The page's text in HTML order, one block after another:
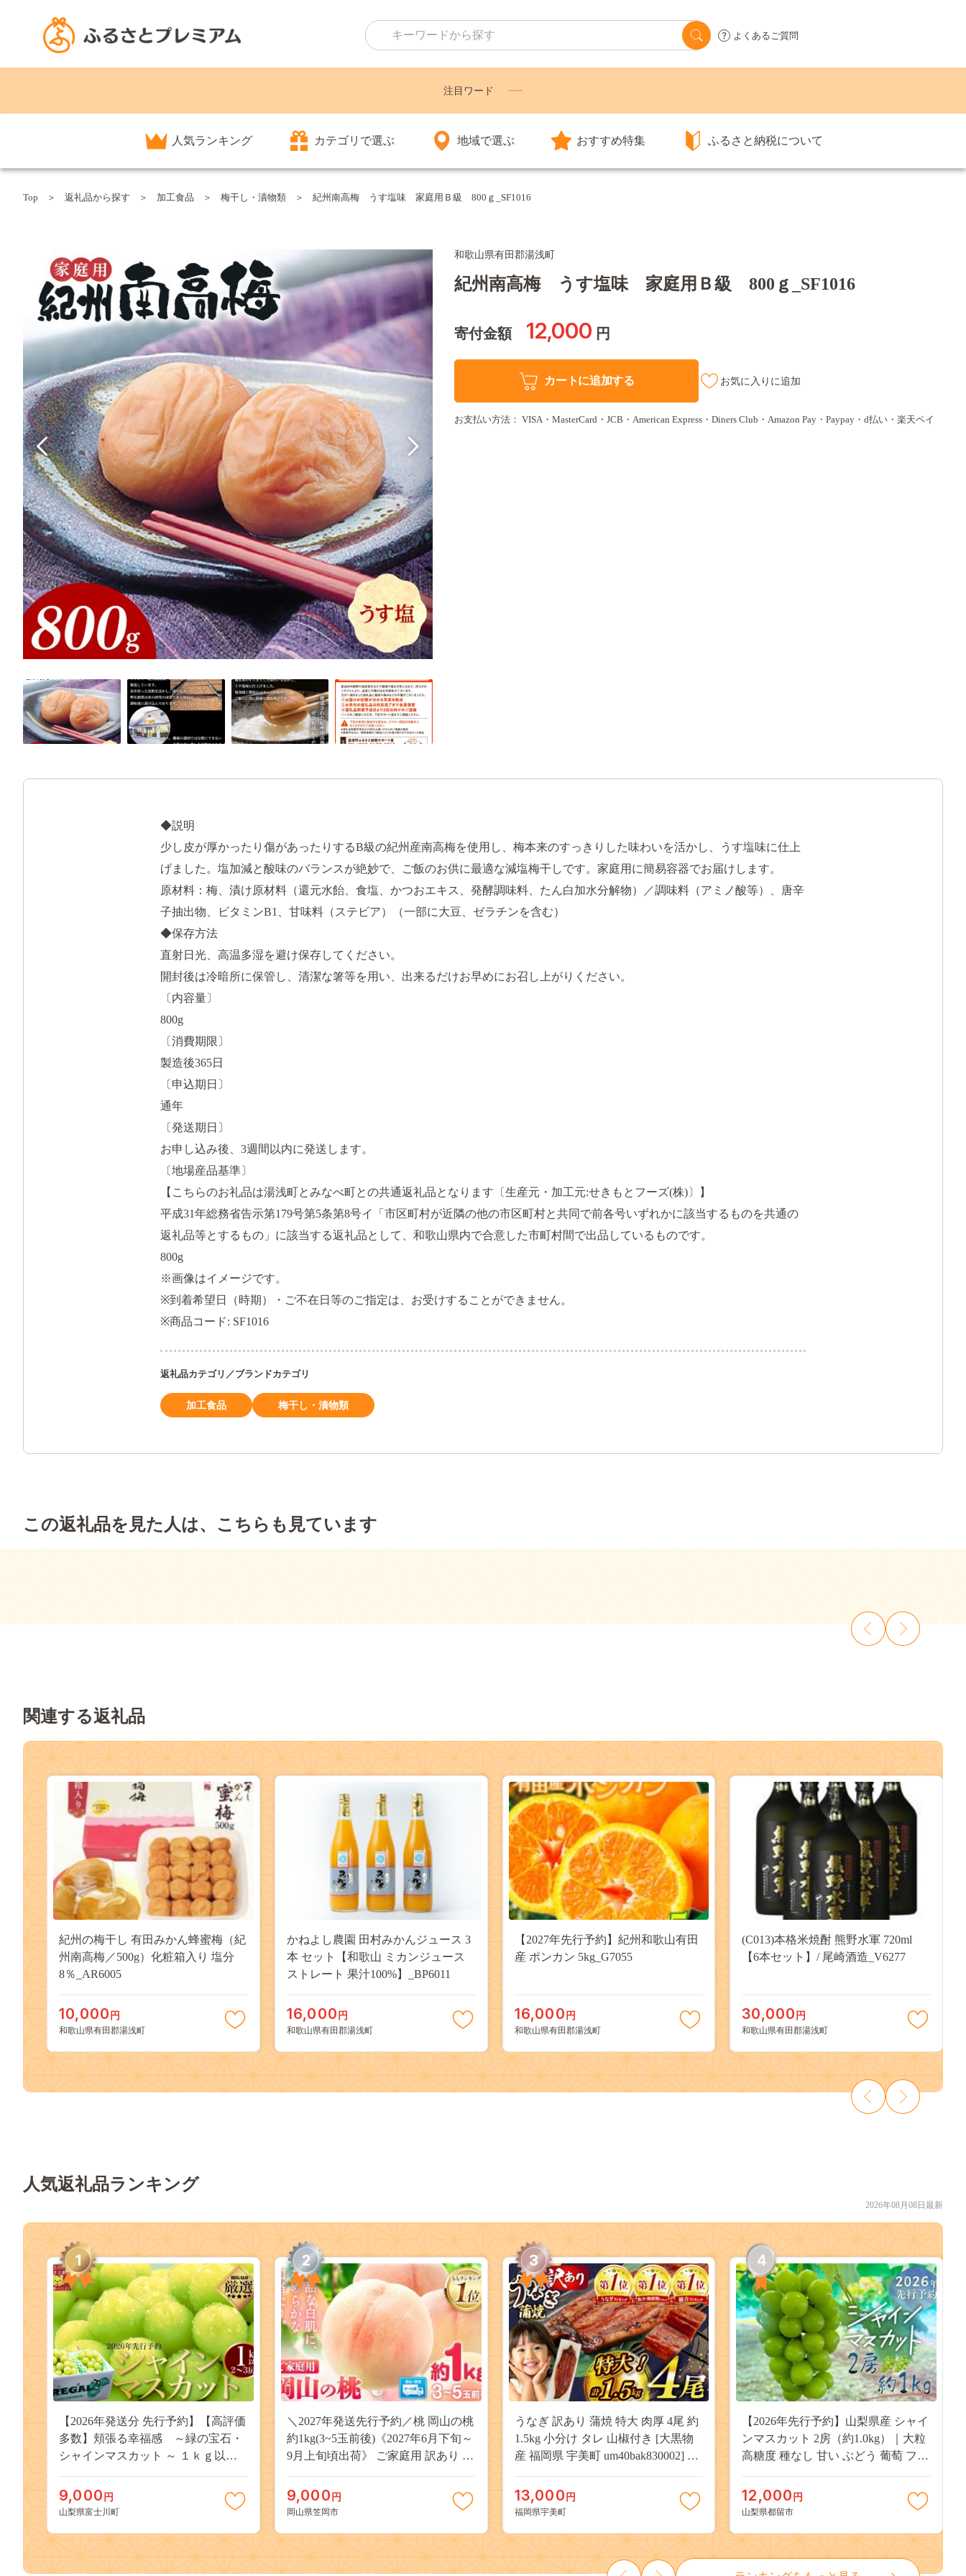
よくあるご質問
注目ワード
人気ランキング カテゴリで選ぶ 地域で選ぶ おすすめ特集 ふるさと納税について
Top 返礼品から探す 加工食品 梅干し・漬物類 紀州南高梅 うす塩味 家庭用Ｂ級 800ｇ_SF1016
和歌山県有田郡湯浅町
紀州南高梅 うす塩味 家庭用Ｂ級 800ｇ_SF1016
寄付金額 12,000 円
カートに追加する お気に入りに追加
お支払い方法： VISA・MasterCard・JCB・American Express・Diners Club・Amazon Pay・Paypay・d払い・楽天ペイ
◆説明
少し皮が厚かったり傷があったりするB級の紀州産南高梅を使用し、梅本来のすっきりした味わいを活かし、うす塩味に仕上
げました。塩加減と酸味のバランスが絶妙で、ご飯のお供に最適な減塩梅干しです。家庭用に簡易容器でお届けします。
原材料：梅、漬け原材料（還元水飴、食塩、かつおエキス、発酵調味料、たん白加水分解物）／調味料（アミノ酸等）、唐辛
子抽出物、ビタミンB1、甘味料（ステビア）（一部に大豆、ゼラチンを含む）
◆保存方法
直射日光、高温多湿を避け保存してください。
開封後は冷暗所に保管し、清潔な箸等を用い、出来るだけお早めにお召し上がりください。
〔内容量〕
800g
〔消費期限〕
製造後365日
〔申込期日〕
通年
〔発送期日〕
お申し込み後、3週間以内に発送します。
〔地場産品基準〕
【こちらのお礼品は湯浅町とみなべ町との共通返礼品となります〔生産元・加工元:せきもとフーズ(株)〕】
平成31年総務省告示第179号第5条第8号イ「市区町村が近隣の他の市区町村と共同で前各号いずれかに該当するものを共通の
返礼品等とするもの」に該当する返礼品として、和歌山県内で合意した市町村間で出品しているものです。
800g
※画像はイメージです。
※到着希望日（時期）・ご不在日等のご指定は、お受けすることができません。
※商品コード: SF1016
返礼品カテゴリ／ブランドカテゴリ
加工食品 梅干し・漬物類
この返礼品を見た人は、こちらも見ています
関連する返礼品
紀州の梅干し 有田みかん蜂蜜梅（紀
州南高梅／500g）化粧箱入り 塩分
8％_AR6005
10,000 円
和歌山県有田郡湯浅町
かねよし農園 田村みかんジュース 3
本 セット【和歌山 ミカンジュース
ストレート 果汁100%】_BP6011
16,000 円
和歌山県有田郡湯浅町
【2027年先行予約】紀州和歌山有田
産 ポンカン 5kg_G7055
16,000 円
和歌山県有田郡湯浅町
(C013)本格米焼酎 熊野水軍 720ml
【6本セット】/ 尾崎酒造_V6277
30,000 円
和歌山県有田郡湯浅町
人気返礼品ランキング
2026年08月08日最新
1
【2026年発送分 先行予約】【高評価
多数】頬張る幸福感 ～緑の宝石・
シャインマスカット ～ １ｋｇ以上
物 くだもの シャイン マスカット ぶ
どう ブドウ 葡萄 大粒 種なし 先行予
九千円
9,000 円
山梨県富士川町
2
＼2027年発送先行予約／桃 岡山の桃
約1kg(3~5玉前後)《2027年6月下旬～
9月上旬頃出荷》 ご家庭用 訳あり 白
果物 デザート 旬 モモ もも 先行予約
送料無料 果物 岡山県 笠岡市 清水白
kasaoka_zsy_419_100---
9,000 円
岡山県笠岡市
3
うなぎ 訳あり 蒲焼 特大 肉厚 4尾 約
1.5kg 小分け タレ 山椒付き [大黒物
産 福岡県 宇美町 um40bak830002] 不
うなぎ蒲焼 鰻蒲焼き 蒲焼き かば焼
き 真空パック 個包装 冷凍 13000
13,000 円
福岡県宇美町
4
【2026年先行予約】山梨県産 シャイ
ンマスカット 2房（約1.0kg）｜大粒
高糖度 種なし 甘い ぶどう 葡萄 フル
JX003
12,000 円
山梨県都留市